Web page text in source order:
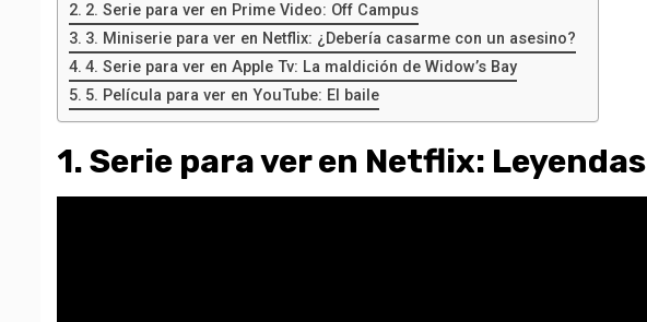
2. Serie para ver en Prime Video: Off Campus
3. Miniserie para ver en Netflix: ¿Debería casarme con un asesino?
4. Serie para ver en Apple Tv: La maldición de Widow’s Bay
5. Película para ver en YouTube: El baile
1. Serie para ver en Netflix: Leyendas